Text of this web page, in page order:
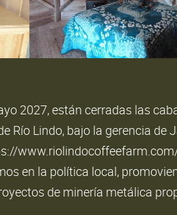
2027, están cerradas las
Río Lindo, bajo la gerencia de
en la política local,
de minería metálica